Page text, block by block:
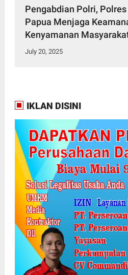
Pengabdian Polri,
Papua Menjaga
Kenyamanan
July 20, 2025
IKLAN DISINI